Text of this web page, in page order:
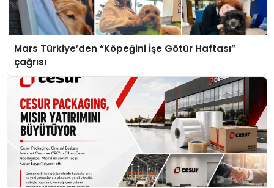
Mars Türkiye’den “Köpeğini İşe Götür Haftası”
çağrısı